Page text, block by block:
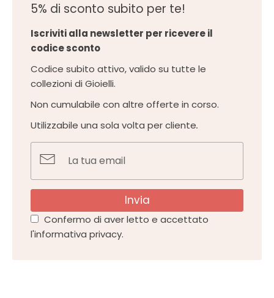
5% di sconto subito per te!
Iscriviti alla newsletter per ricevere il
codice sconto
Codice subito attivo, valido su tutte le
collezioni di Gioielli.
Non cumulabile con altre offerte in corso.
Utilizzabile una sola volta per cliente.
Invia
Confermo di aver letto e accettato
l'informativa privacy.